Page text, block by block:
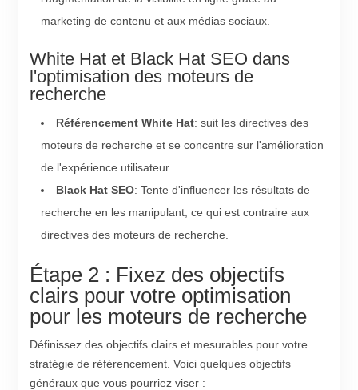
marketing de contenu et aux médias sociaux.
White Hat et Black Hat SEO dans
l'optimisation des moteurs de
recherche
Référencement White Hat: suit les directives des
moteurs de recherche et se concentre sur l'amélioration
de l'expérience utilisateur.
Black Hat SEO: Tente d'influencer les résultats de
recherche en les manipulant, ce qui est contraire aux
directives des moteurs de recherche.
Étape 2 : Fixez des objectifs
clairs pour votre optimisation
pour les moteurs de recherche
Définissez des objectifs clairs et mesurables pour votre
stratégie de référencement. Voici quelques objectifs
généraux que vous pourriez viser :